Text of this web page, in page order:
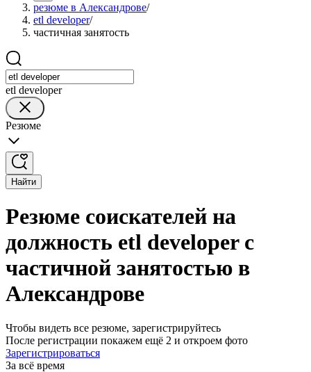
резюме в Александрове/
etl developer/
частичная занятость
etl developer
Резюме
Найти
Резюме соискателей на
должность etl developer с
частичной занятостью в
Александрове
Чтобы видеть все резюме, зарегистрируйтесь
После регистрации покажем ещё 2 и откроем фото
Зарегистрироваться
За всё время